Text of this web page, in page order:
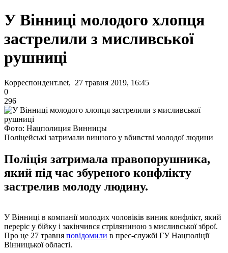
У Вінниці молодого хлопця
застрелили з мисливської
рушниці
Корреспондент.net, 27 травня 2019, 16:45
0
296
Фото: Нацполиция Винницы
Поліцейські затримали винного у вбивстві молодої людини
Поліція затримала правопорушника,
який під час збуреного конфлікту
застрелив молоду людину.
У Вінниці в компанії молодих чоловіків виник конфлікт, який
переріс у бійку і закінчився стріляниною з мисливської зброї.
Про це 27 травня повідомили в прес-службі ГУ Нацполіції
Вінницької області.